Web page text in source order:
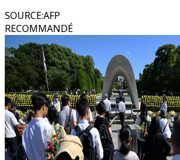
SOURCE:AFP
RECOMMANDÉ